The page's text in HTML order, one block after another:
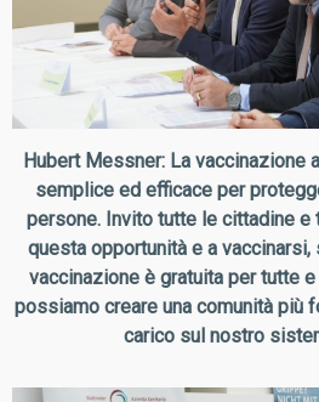
Hubert Messner: La vaccinazione
semplice ed efficace per
persone. Invito tutte le cittadine
questa opportunità e a
vaccinazione è gratuita per tutte
possiamo creare una comunità più
carico sul nostro